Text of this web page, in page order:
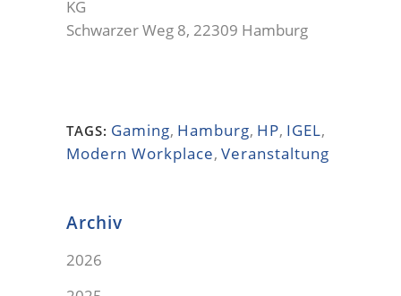
KG
Schwarzer Weg 8, 22309 Hamburg
TAGS: Gaming, Hamburg, HP, IGEL,
Modern Workplace, Veranstaltung
Archiv
2026